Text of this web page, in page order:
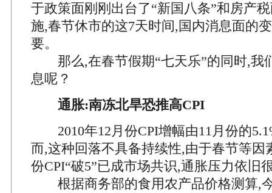
于政策面刚刚出台了“新国八条”和房产
施,春节休市的这7天时间,国内消息面的
要。
那么,在春节假期“七天乐”的同时,我
息呢？
通胀:南冻北旱恐推高CPI
2010年12月份CPI增幅由11月份的
而,这种回落不具备持续性,由于春节等因
份CPI“破5”已成市场共识,通胀压力依旧
根据商务部的食用农产品价格测算,